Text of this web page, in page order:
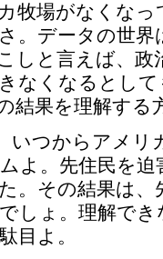
牧場がなくなっ
。データの世界
しと言えば、政
なくなるとし
結果を理解する
いつからアメリ
よ。先住民を
。その結果は、
しょ。理解で
目よ。